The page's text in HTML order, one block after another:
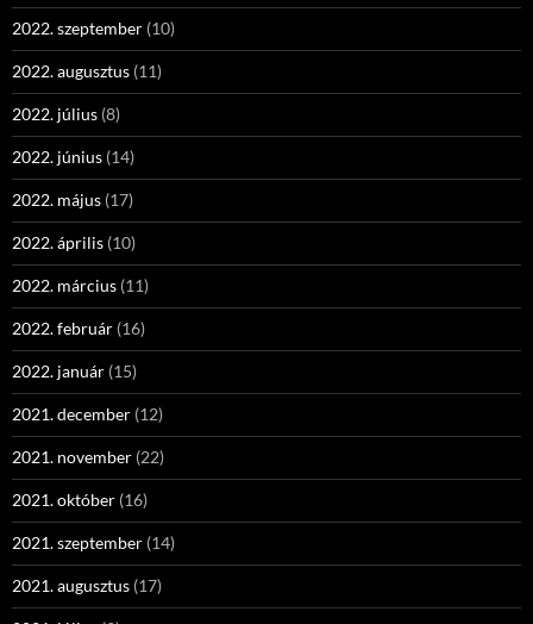
2022. szeptember (10)
2022. augusztus (11)
2022. július (8)
2022. június (14)
2022. május (17)
2022. április (10)
2022. március (11)
2022. február (16)
2022. január (15)
2021. december (12)
2021. november (22)
2021. október (16)
2021. szeptember (14)
2021. augusztus (17)